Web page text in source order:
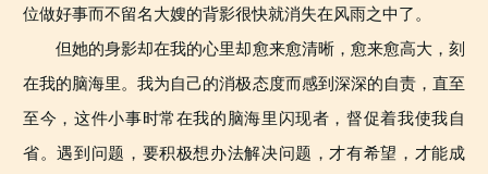
位做好事而不留名大嫂的背影很快就消失在风雨之中了。
但她的身影却在我的心里却愈来愈清晰，愈来愈高大，刻
在我的脑海里。我为自己的消极态度而感到深深的自责，直至
至今，这件小事时常在我的脑海里闪现者，督促着我使我自
省。遇到问题，要积极想办法解决问题，才有希望，才能成